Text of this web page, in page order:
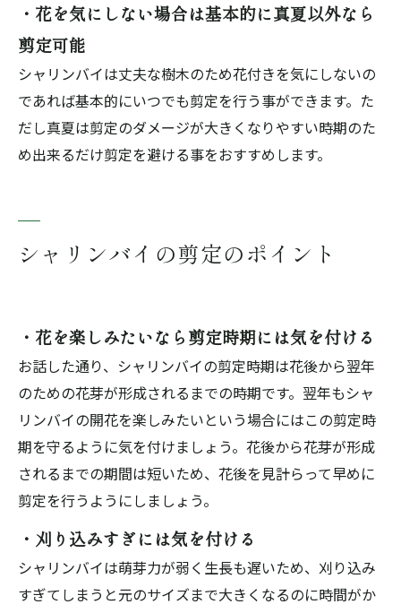
・花を気にしない場合は基本的に真夏以外なら
剪定可能
シャリンバイは丈夫な樹木のため花付きを気にしないの
であれば基本的にいつでも剪定を行う事ができます。た
だし真夏は剪定のダメージが大きくなりやすい時期のた
め出来るだけ剪定を避ける事をおすすめします。
シャリンバイの剪定のポイント
・花を楽しみたいなら剪定時期には気を付ける
お話した通り、シャリンバイの剪定時期は花後から翌年
のための花芽が形成されるまでの時期です。翌年もシャ
リンバイの開花を楽しみたいという場合にはこの剪定時
期を守るように気を付けましょう。花後から花芽が形成
されるまでの期間は短いため、花後を見計らって早めに
剪定を行うようにしましょう。
・刈り込みすぎには気を付ける
シャリンバイは萌芽力が弱く生長も遅いため、刈り込み
すぎてしまうと元のサイズまで大きくなるのに時間がか